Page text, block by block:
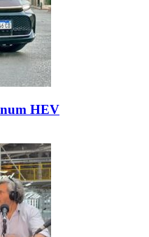
HEV